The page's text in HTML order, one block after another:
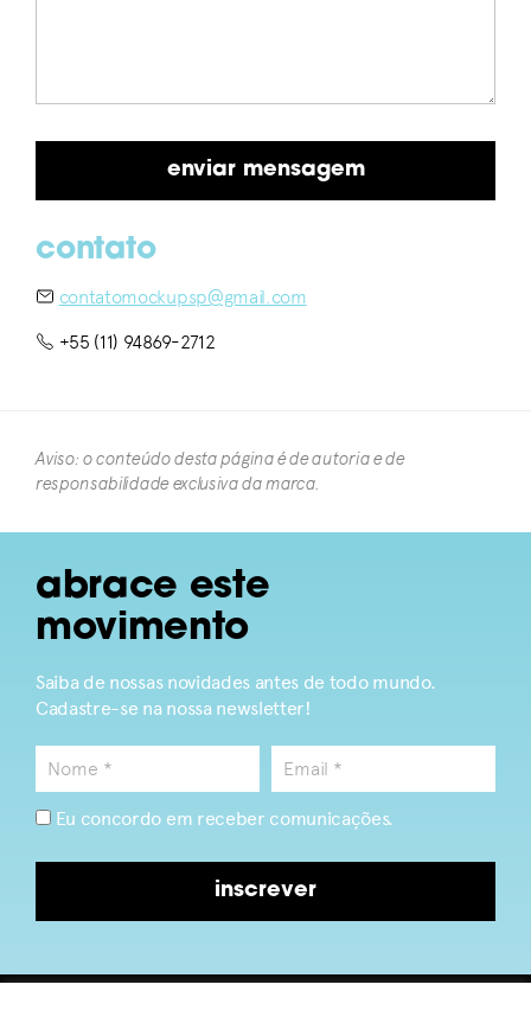
contato
contatomockupsp@gmail.com
+55 (11) 94869-2712
Aviso: o conteúdo desta página é de autoria e de
responsabilidade exclusiva da marca.​
abrace este
movimento
Saiba de nossas novidades antes de todo mundo.
Cadastre-se na nossa newsletter!
Eu concordo em receber comunicações.
inscrever